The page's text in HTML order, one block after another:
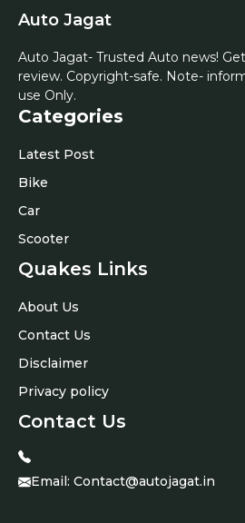
Auto Jagat
Auto Jagat- Trusted Auto news!
review. Copyright-safe. Note-
use Only.
Categories
Latest Post
Bike
Car
Scooter
Quakes Links
About Us
Contact Us
Disclaimer
Privacy policy
Contact Us
Email: Contact@autojagat.in